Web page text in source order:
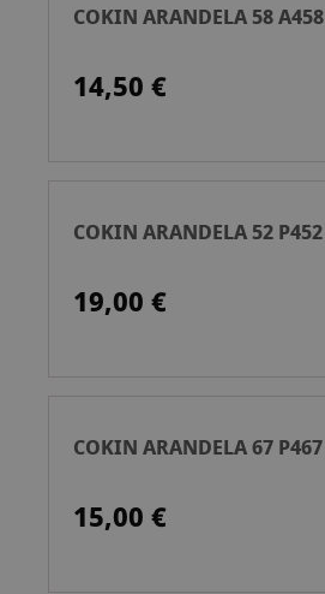
COKIN ARANDELA 58 A458
14,50 €
COKIN ARANDELA 52 P452
19,00 €
COKIN ARANDELA 67 P467
15,00 €